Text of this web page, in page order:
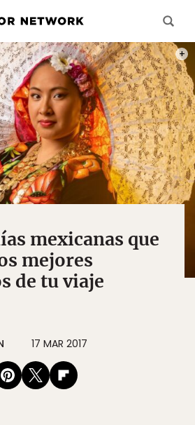
mexicanas que
mejores
de tu viaje
17 MAR 2017